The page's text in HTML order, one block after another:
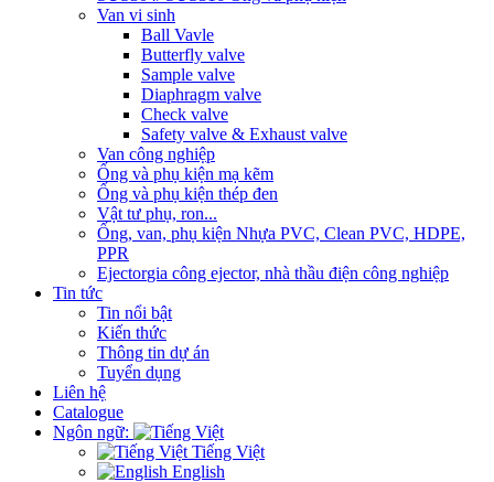
Van vi sinh
Ball Vavle
Butterfly valve
Sample valve
Diaphragm valve
Check valve
Safety valve & Exhaust valve
Van công nghiệp
Ống và phụ kiện mạ kẽm
Ống và phụ kiện thép đen
Vật tư phụ, ron...
Ống, van, phụ kiện Nhựa PVC, Clean PVC, HDPE,
PPR
Ejectorgia công ejector, nhà thầu điện công nghiệp
Tin tức
Tin nổi bật
Kiến thức
Thông tin dự án
Tuyển dụng
Liên hệ
Catalogue
Ngôn ngữ:
Tiếng Việt
English